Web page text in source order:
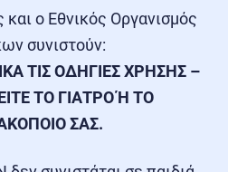
ο Εθνικός Οργανισμός
ΤΙΣ ΟΔΗΓΙΕΣ ΧΡΗΣΗΣ –
ΤΟ ΓΙΑΤΡΟ Ή ΤΟ
ΣΑΣ.